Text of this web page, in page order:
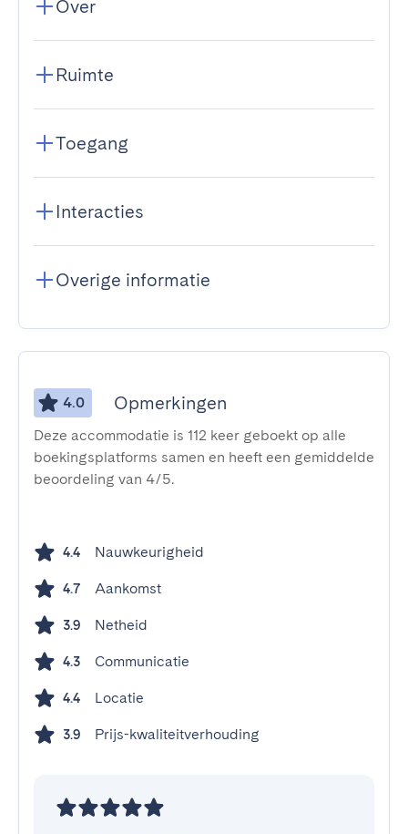
Over
Ruimte
Toegang
Interacties
Overige informatie
4.0 Opmerkingen
Deze accommodatie is 112 keer geboekt op alle
boekingsplatforms samen en heeft een gemiddelde
beoordeling van 4/5.
4.4 Nauwkeurigheid
4.7 Aankomst
3.9 Netheid
4.3 Communicatie
4.4 Locatie
3.9 Prijs-kwaliteitverhouding